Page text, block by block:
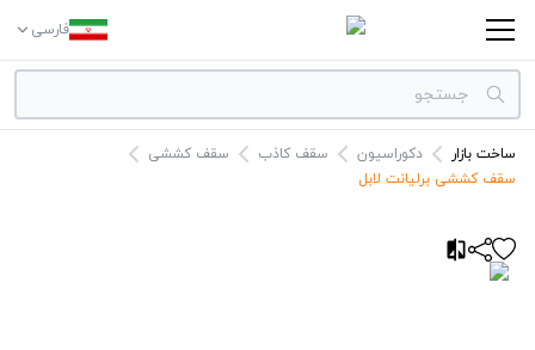
فارسی
دسته بندی‌ها
ساخت بازار دکوراسیون سقف کاذب
سقف کششی
سقف کششی برلیانت لابل